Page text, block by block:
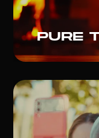
Pure